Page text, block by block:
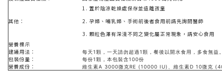
其他：
1. 置於陰涼乾燥處保存並遠離孩童
2. 孕婦、哺乳婦、手術前後者食用前請先詢問醫師
3. 顆粒色澤有深淺不同之變化屬正常現象，請安心食用
營養標示
建議用法：
每天1顆，一天請勿超過1顆，餐後以開水食用，多食無益
包裝份量： 每份1顆，本包裝含100份
營養成份： 維生素A 3000微克RE (10000 IU)、維生素D 10微克